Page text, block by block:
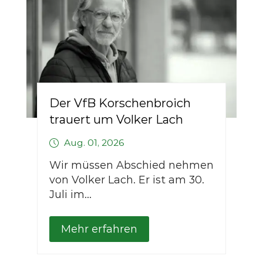
Der VfB Korschenbroich
trauert um Volker Lach
Aug. 01, 2026
Wir müssen Abschied nehmen
von Volker Lach. Er ist am 30.
Juli im...
Mehr erfahren